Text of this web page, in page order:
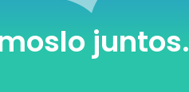
juntos.